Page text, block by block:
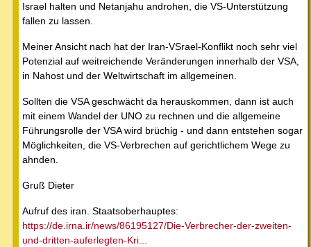
Israel halten und Netanjahu androhen, die VS-Unterstützung
fallen zu lassen.
Meiner Ansicht nach hat der Iran-VSrael-Konflikt noch sehr viel
Potenzial auf weitreichende Veränderungen innerhalb der VSA,
in Nahost und der Weltwirtschaft im allgemeinen.
Sollten die VSA geschwächt da herauskommen, dann ist auch
mit einem Wandel der UNO zu rechnen und die allgemeine
Führungsrolle der VSA wird brüchig - und dann entstehen sogar
Möglichkeiten, die VS-Verbrechen auf gerichtlichem Wege zu
ahnden.
Gruß Dieter
Aufruf des iran. Staatsoberhauptes:
https://de.irna.ir/news/86195127/Die-Verbrecher-der-zweiten-
und-dritten-auferlegten-Kri...